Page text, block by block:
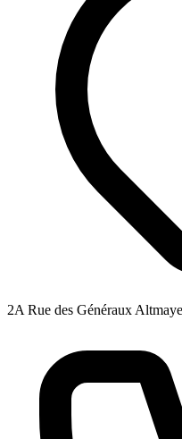
2A Rue des Généraux